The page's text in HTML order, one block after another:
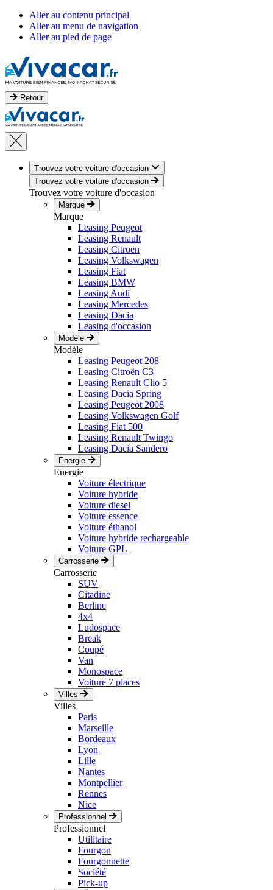
Aller au contenu principal
Aller au menu de navigation
Aller au pied de page
Retour
Trouvez votre voiture d'occasion
Trouvez votre voiture d'occasion
Trouvez votre voiture d'occasion
Marque
Marque
Leasing Peugeot
Leasing Renault
Leasing Citroën
Leasing Volkswagen
Leasing Fiat
Leasing BMW
Leasing Audi
Leasing Mercedes
Leasing Dacia
Leasing d'occasion
Modèle
Modèle
Leasing Peugeot 208
Leasing Citroën C3
Leasing Renault Clio 5
Leasing Dacia Spring
Leasing Peugeot 2008
Leasing Volkswagen Golf
Leasing Fiat 500
Leasing Renault Twingo
Leasing Dacia Sandero
Energie
Energie
Voiture électrique
Voiture hybride
Voiture diesel
Voiture essence
Voiture éthanol
Voiture hybride rechargeable
Voiture GPL
Carrosserie
Carrosserie
SUV
Citadine
Berline
4x4
Ludospace
Break
Coupé
Van
Monospace
Voiture 7 places
Villes
Villes
Paris
Marseille
Bordeaux
Lyon
Lille
Nantes
Montpellier
Rennes
Nice
Professionnel
Professionnel
Utilitaire
Fourgon
Fourgonnette
Société
Pick-up